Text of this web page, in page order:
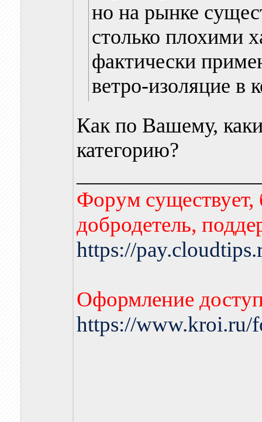
но на рынке
столько плохими
фактически
ветро-изоляцие в
Как по Вашему,
категорию?
Форум существует,
добродетель,
https://
Оформление
https://www.kroi.ru/